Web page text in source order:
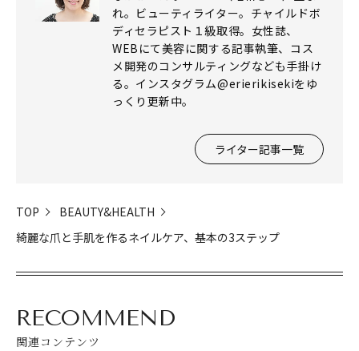
れ。ビューティライター。チャイルドボ
ディセラピスト１級取得。女性誌、
WEBにて美容に関する記事執筆、コス
メ開発のコンサルティングなども手掛け
る。インスタグラム@erierikisekiをゆ
っくり更新中。
ライター記事一覧
TOP
BEAUTY&HEALTH
綺麗な爪と手肌を作るネイルケア、基本の3ステップ
RECOMMEND
関連コンテンツ